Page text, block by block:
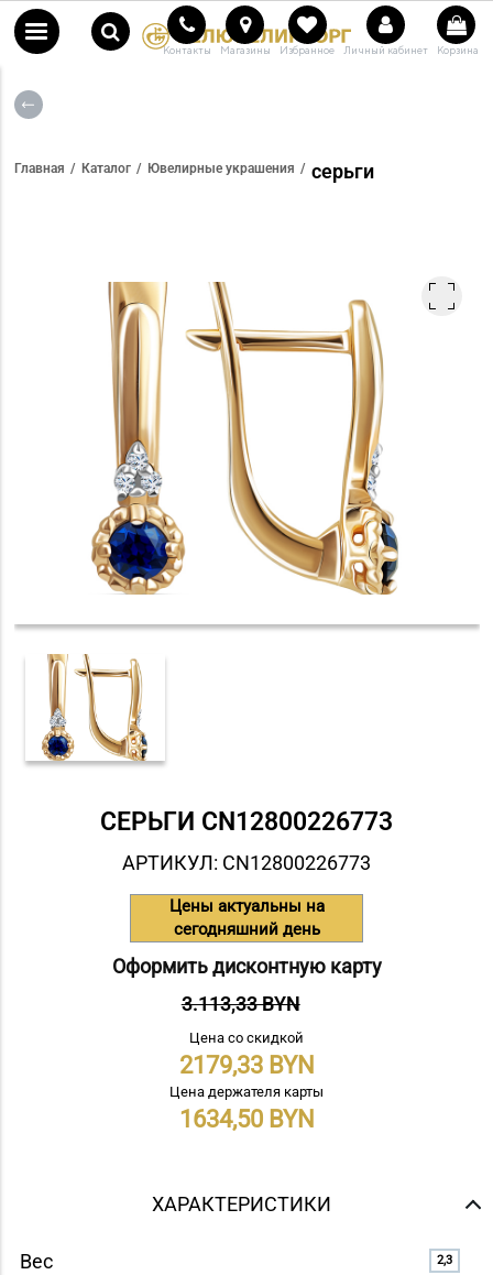
Контакты Магазины Избранное Личный кабинет Корзина
Главная Каталог Ювелирные украшения серьги
СЕРЬГИ СN12800226773
АРТИКУЛ: СN12800226773
Цены актуальны на
сегодняшний день
Оформить дисконтную карту
3.113,33 BYN
Цена со скидкой
2179,33
Цена держателя карты
1634,50
ХАРАКТЕРИСТИКИ
Вес 2,3